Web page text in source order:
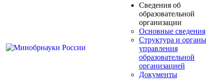
Сведения об
образовательной
организации
Основные сведения
Структура и органы
управления
образовательной
организацией
Документы